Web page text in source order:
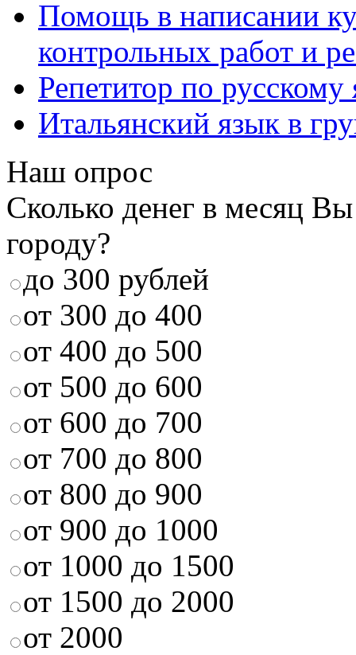
Помощь в написании
контрольных работ и
Репетитор по русскому
Итальянский язык в
Наш опрос
Сколько денег в месяц
городу?
до 300 рублей
от 300 до 400
от 400 до 500
от 500 до 600
от 600 до 700
от 700 до 800
от 800 до 900
от 900 до 1000
от 1000 до 1500
от 1500 до 2000
от 2000